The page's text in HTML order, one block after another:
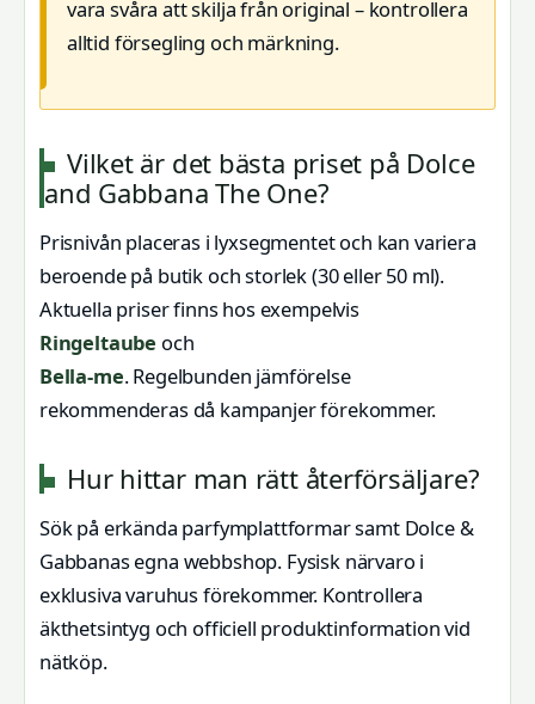
vara svåra att skilja från original – kontrollera
alltid försegling och märkning.
Vilket är det bästa priset på Dolce
and Gabbana The One?
Prisnivån placeras i lyxsegmentet och kan variera
beroende på butik och storlek (30 eller 50 ml).
Aktuella priser finns hos exempelvis
Ringeltaube och
Bella-me. Regelbunden jämförelse
rekommenderas då kampanjer förekommer.
Hur hittar man rätt återförsäljare?
Sök på erkända parfymplattformar samt Dolce &
Gabbanas egna webbshop. Fysisk närvaro i
exklusiva varuhus förekommer. Kontrollera
äkthetsintyg och officiell produktinformation vid
nätköp.